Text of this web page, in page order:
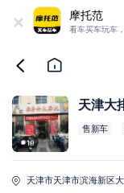
+ 摩托范
看车买车玩车
19
天津大
售新车
天津市天津市滨海新区